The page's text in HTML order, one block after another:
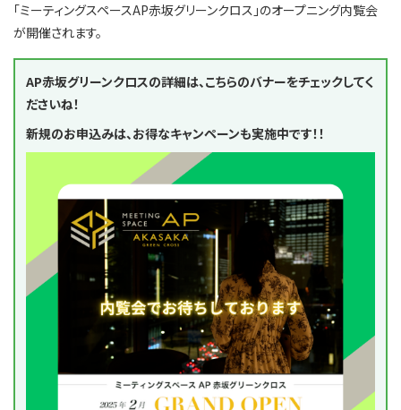
「ミーティングスペースAP赤坂グリーンクロス」のオープニング内覧会
が開催されます。
AP赤坂グリーンクロスの詳細は、こちらのバナーをチェックしてく
ださいね！
新規のお申込みは、お得なキャンペーンも実施中です！！